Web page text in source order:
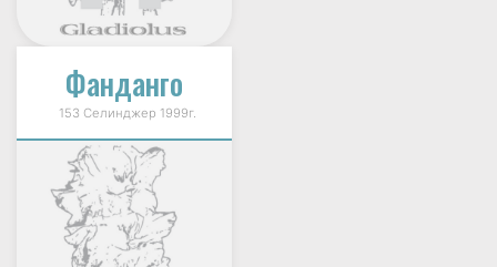
Фанданго
153 Селинджер 1999г.